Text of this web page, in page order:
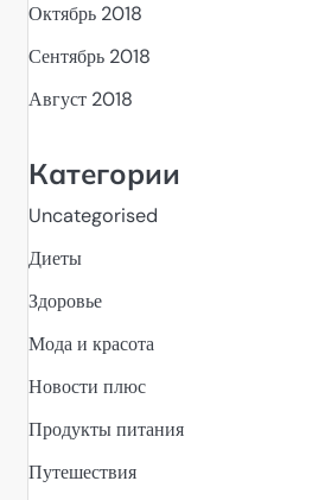
Октябрь 2018
Сентябрь 2018
Август 2018
Категории
Uncategorised
Диеты
Здоровье
Мода и красота
Новости плюс
Продукты питания
Путешествия